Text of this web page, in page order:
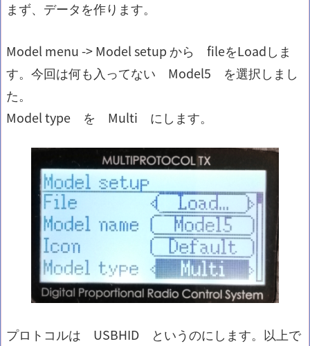
まず、データを作ります。
Model menu -> Model setup から fileをLoadしま
す。今回は何も入ってない Model5 を選択しまし
た。
Model type を Multi にします。
プロトコルは USBHID というのにします。以上で